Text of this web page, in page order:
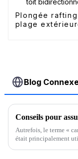
Plongée rafting
plage
Blog
Autrefois, le terme «
était principalement